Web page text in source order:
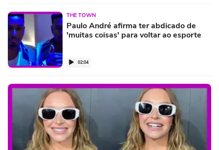
THE TOWN
Paulo André afirma ter abdicado de
'muitas coisas' para voltar ao esporte
02:04